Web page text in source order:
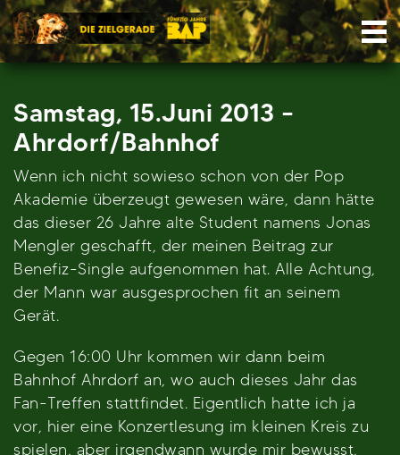
Skip
to
content
Samstag, 15.Juni 2013 –
Ahrdorf/Bahnhof
Wenn ich nicht sowieso schon von der Pop
Akademie überzeugt gewesen wäre, dann hätte
das dieser 26 Jahre alte Student namens Jonas
Mengler geschafft, der meinen Beitrag zur
Benefiz-Single aufgenommen hat. Alle Achtung,
der Mann war ausgesprochen fit an seinem
Gerät.
Gegen 16:00 Uhr kommen wir dann beim
Bahnhof Ahrdorf an, wo auch dieses Jahr das
Fan-Treffen stattfindet. Eigentlich hatte ich ja
vor, hier eine Konzertlesung im kleinen Kreis zu
spielen, aber irgendwann wurde mir bewusst,